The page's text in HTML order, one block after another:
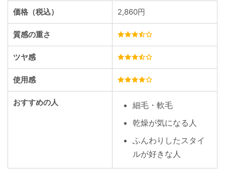
価格（税込） 2,860円
質感の重さ
ツヤ感
使用感
おすすめの人
細毛・軟毛
乾燥が気になる人
ふんわりしたスタイ
ルが好きな人